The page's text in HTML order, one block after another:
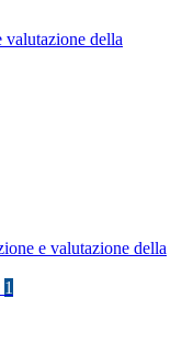
valutazione della
e valutazione della
1